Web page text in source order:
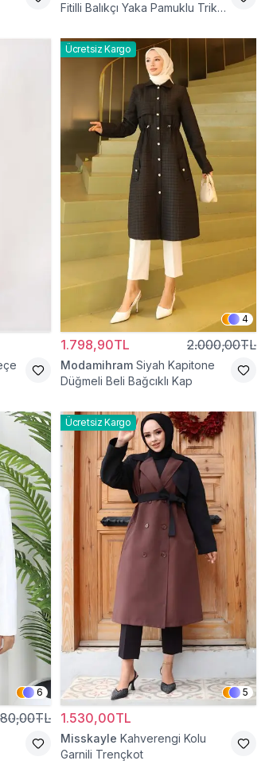
Fitilli Balıkçı Yaka Pamuklu Triko
Ücretsiz Kargo
4
1.798,90TL 2.000,00TL
Modamihram Siyah Kapitone
Düğmeli Beli Bağcıklı Kap
6
Ücretsiz Kargo
5
1.530,00TL
Misskayle Kahverengi Kolu
Garnili Trençkot